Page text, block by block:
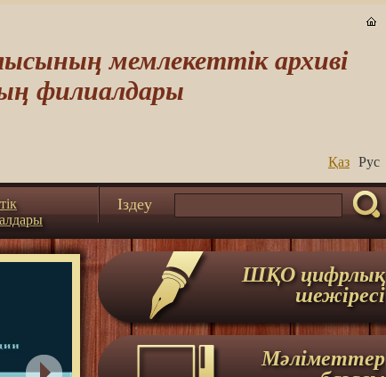
мемлекеттік архиві
филиалдары
Қаз Руc
Iздеу
ШҚО цифрлық
шежіресі
Мәліметтер